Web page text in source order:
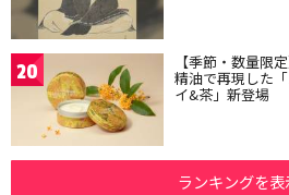
20 【季節・数量限
精油で再現した
イ&茶」新登場
ランキングを表